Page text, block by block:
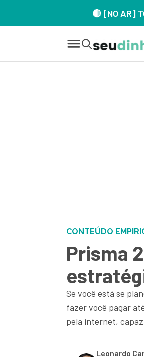
🔴 [NO AR]
CONTEÚDO
Prisma
Se você está se
fazer você pagar
pela internet,
Leonardo